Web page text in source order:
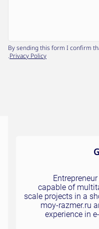
Privacy Policy
.
capable of
scale projects in a
moy-razmer.ru
experience in